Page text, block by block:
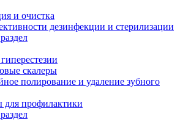
и очистка
дезинфекции и стерилизации
скалеры
полирование и удаление зубного
для профилактики